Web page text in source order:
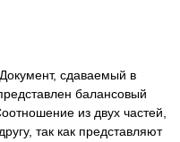
сдаваемый в
балансовый
из двух частей,
так как представляют